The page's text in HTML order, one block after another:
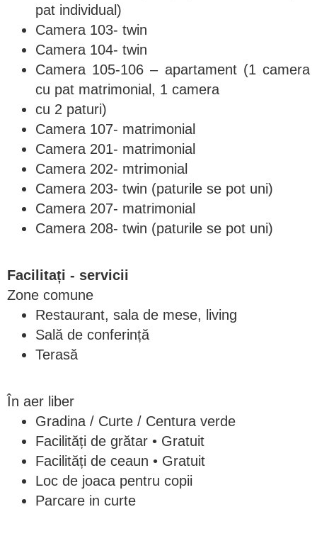
pat individual)
Camera 103- twin
Camera 104- twin
Camera 105-106 – apartament (1 camera
cu pat matrimonial, 1 camera
cu 2 paturi)
Camera 107- matrimonial
Camera 201- matrimonial
Camera 202- mtrimonial
Camera 203- twin (paturile se pot uni)
Camera 207- matrimonial
Camera 208- twin (paturile se pot uni)
Facilitați - servicii
Zone comune
Restaurant, sala de mese, living
Sală de conferință
Terasă
În aer liber
Gradina / Curte / Centura verde
Facilități de grătar • Gratuit
Facilități de ceaun • Gratuit
Loc de joaca pentru copii
Parcare in curte